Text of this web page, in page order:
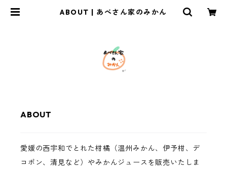
ABOUT | あべさん家のみかん
ABOUT
愛媛の西宇和でとれた柑橘（温州みかん、伊予柑、デ
コポン、清見など）やみかんジュースを販売いたしま